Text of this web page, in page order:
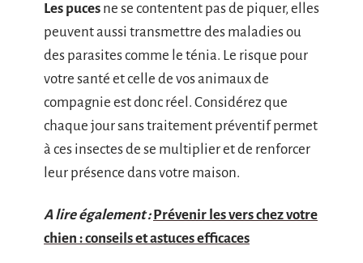
Les puces ne se contentent pas de piquer, elles
peuvent aussi transmettre des maladies ou
des parasites comme le ténia. Le risque pour
votre santé et celle de vos animaux de
compagnie est donc réel. Considérez que
chaque jour sans traitement préventif permet
à ces insectes de se multiplier et de renforcer
leur présence dans votre maison.
A lire également : Prévenir les vers chez votre
chien : conseils et astuces efficaces